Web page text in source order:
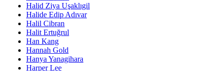
Halid Ziya Uşaklıgil
Halide Edip Adıvar
Halil Cibran
Halit Ertuğrul
Han Kang
Hannah Gold
Hanya Yanagihara
Harper Lee